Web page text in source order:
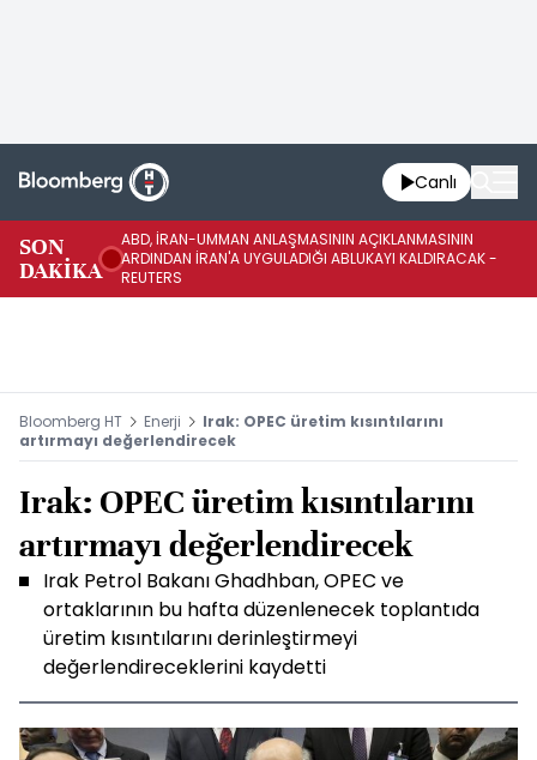
Canlı
SON
DAKİKA
ABD, İRAN-UMMAN ANLAŞMASININ AÇIKLANMASININ
ARDINDAN İRAN'A UYGULADIĞI ABLUKAYI KALDIRACAK -
REUTERS
Bloomberg HT Enerji
Irak: OPEC üretim kısıntılarını
artırmayı değerlendirecek
Irak: OPEC üretim kısıntılarını
artırmayı değerlendirecek
Irak Petrol Bakanı Ghadhban, OPEC ve
ortaklarının bu hafta düzenlenecek toplantıda
üretim kısıntılarını derinleştirmeyi
değerlendireceklerini kaydetti